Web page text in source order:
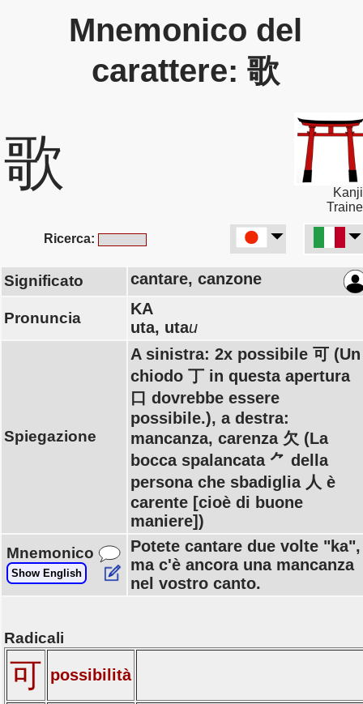
Mnemonico del
carattere: 歌
歌
Ricerca:
Significato cantare, canzone
Pronuncia
KA
uta, utau
Spiegazione
A sinistra: 2x possibile 可 (Un
chiodo 丁 in questa apertura
口 dovrebbe essere
possibile.), a destra:
mancanza, carenza 欠 (La
bocca spalancata ⺈ della
persona che sbadiglia 人 è
carente [cioè di buone
maniere])
Mnemonico
Show English
Potete cantare due volte "ka",
ma c'è ancora una mancanza
nel vostro canto.
Radicali
可 possibilità